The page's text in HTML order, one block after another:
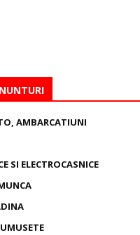
AMBARCATIUNI
SI ELECTROCASNICE